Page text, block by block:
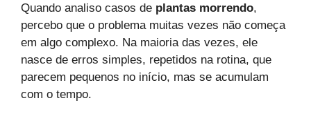
Quando analiso casos de plantas morrendo,
percebo que o problema muitas vezes não começa
em algo complexo. Na maioria das vezes, ele
nasce de erros simples, repetidos na rotina, que
parecem pequenos no início, mas se acumulam
com o tempo.